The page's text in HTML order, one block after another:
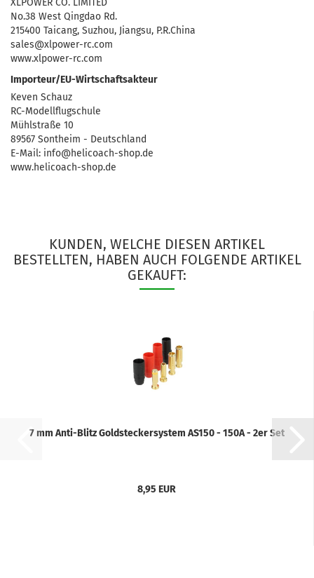
XLPOWER CO. LIMITED
No.38 West Qingdao Rd.
215400 Taicang, Suzhou, Jiangsu, P.R.China
sales@xlpower-rc.com
www.xlpower-rc.com
Importeur/EU-Wirtschaftsakteur
Keven Schauz
RC-Modellflugschule
Mühlstraße 10
89567 Sontheim - Deutschland
E-Mail: info@helicoach-shop.de
www.helicoach-shop.de
KUNDEN, WELCHE DIESEN ARTIKEL
BESTELLTEN, HABEN AUCH FOLGENDE ARTIKEL
GEKAUFT:
7 mm Anti-Blitz Goldsteckersystem AS150 - 150A - 2er Set
8,95 EUR